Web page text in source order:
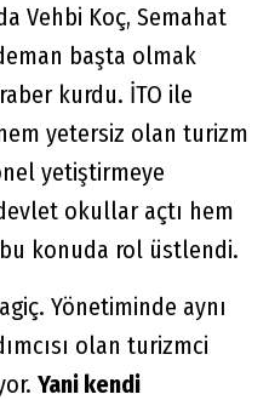
Vehbi Koç, Semahat
başta olmak
kurdu. İTO ile
yetersiz olan turizm
yetiştirmeye
okullar açtı hem
konuda rol üstlendi.
Yönetiminde aynı
olan turizmci
Yani kendi